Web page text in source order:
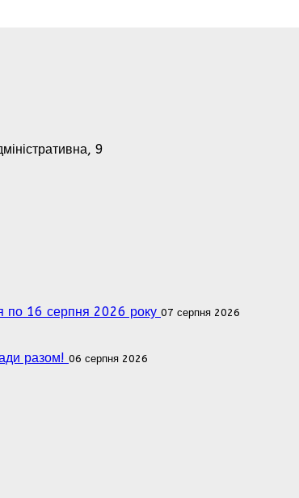
9
по 16 серпня 2026 року 07 серпня 2026
разом! 06 серпня 2026